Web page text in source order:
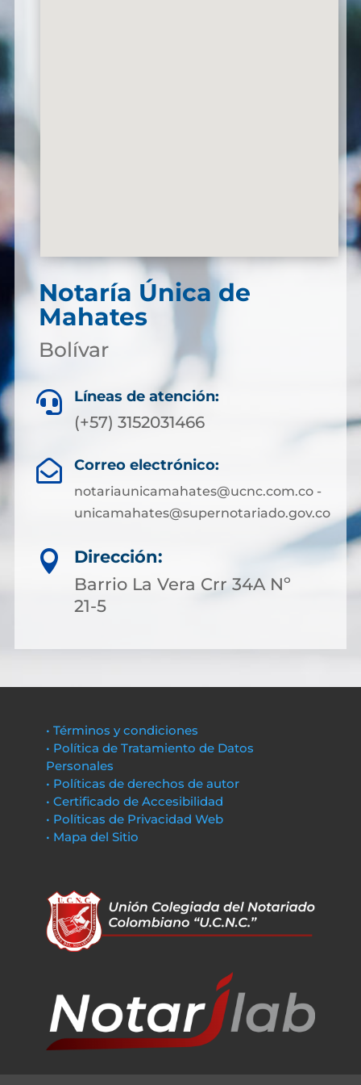
Notaría Única de
Mahates
Bolívar
 Líneas de atención:
(+57) 3152031466
 Correo electrónico:
notariaunicamahates@ucnc.com.co -
unicamahates@supernotariado.gov.co

Dirección:
Barrio La Vera Crr 34A Nº
21-5
• Términos y condiciones
• Política de Tratamiento de Datos
Personales
• Políticas de derechos de autor
• Certificado de Accesibilidad
• Políticas de Privacidad Web
• Mapa del Sitio